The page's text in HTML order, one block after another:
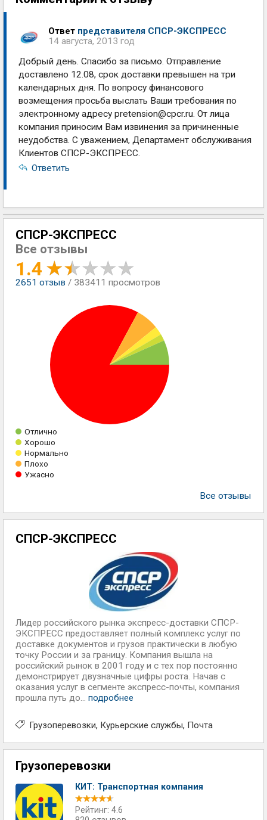
Ответ представителя СПСР-ЭКСПРЕСС
14 августа, 2013 год
Добрый день. Спасибо за письмо. Отправление
доставлено 12.08, срок доставки превышен на три
календарных дня. По вопросу финансового
возмещения просьба выслать Ваши требования по
электронному адресу pretension@cpcr.ru. От лица
компания приносим Вам извинения за причиненные
неудобства. С уважением, Департамент обслуживания
Клиентов СПСР-ЭКСПРЕСС.
Ответить
СПСР-ЭКСПРЕСС
Все отзывы
1.4
2651 отзыв / 383411 просмотров
Отлично
Хорошо
Нормально
Плохо
Ужасно
Все отзывы
СПСР-ЭКСПРЕСС
Лидер российского рынка экспресс-доставки СПСР-
ЭКСПРЕСС предоставляет полный комплекс услуг по
доставке документов и грузов практически в любую
точку России и за границу. Компания вышла на
российский рынок в 2001 году и с тех пор постоянно
демонстрирует двузначные цифры роста. Начав с
оказания услуг в сегменте экспресс-почты, компания
прошла путь до... подробнее
Грузоперевозки Курьерские службы Почта
Грузоперевозки
КИТ: Транспортная компания
Рейтинг: 4.6